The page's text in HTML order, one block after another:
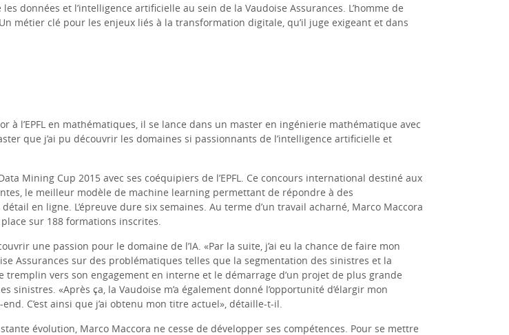
données et l’intelligence artificielle au sein de la Vaudoise Assurances. L’homme de
métier clé pour les enjeux liés à la transformation digitale, qu’il juge exigeant et dans
à l’EPFL en mathématiques, il se lance dans un master en ingénierie mathématique avec
que j’ai pu découvrir les domaines si passionnants de l’intelligence artificielle et
Mining Cup 2015 avec ses coéquipiers de l’EPFL. Ce concours international destiné aux
le meilleur modèle de machine learningpermettant de répondre à des
en ligne. L’épreuve dure six semaines. Au terme d’un travail acharné, Marco Maccora
sur 188 formations inscrites.
une passion pour le domaine de l’IA. «Par la suite, j’ai eu la chance de faire mon
Assurances sur des problématiques telles que la segmentation des sinistres et la
vers son engagement en interne et le démarrage d’un projet de plus grande
sinistres. «Après ça, la Vaudoise m’a également donné l’opportunité d’élargir mon
C’est ainsi que j’ai obtenu mon titre actuel», détaille-t-il.
évolution, Marco Maccora ne cesse de développer ses compétences. Pour se mettre